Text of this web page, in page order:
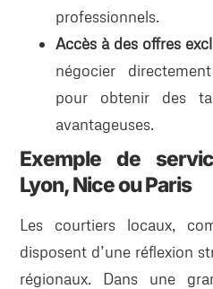
professionnels.
Accès à des offres
négocier
pour obtenir des
avantageuses.
Exemple de
Lyon, Nice ou Paris
Les courtiers locaux,
disposent d’une réflexion
régionaux. Dans une